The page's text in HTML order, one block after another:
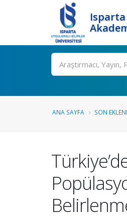
Ara
ANA SAYFA SON